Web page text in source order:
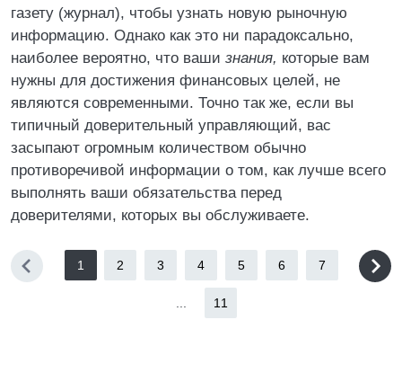
газету (журнал), чтобы узнать новую рыночную
информацию. Однако как это ни парадоксально,
наиболее вероятно, что ваши знания, которые вам
нужны для достижения финансовых целей, не
являются современными. Точно так же, если вы
типичный доверительный управляющий, вас
засыпают огромным количеством обычно
противоречивой информации о том, как лучше всего
выполнять ваши обязательства перед
доверителями, которых вы обслуживаете.
1 2 3 4 5 6 7
11